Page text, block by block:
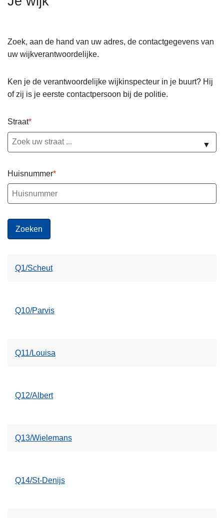
Zoek, aan de hand van uw adres, de contactgegevens van
uw wijkverantwoordelijke.
Ken je de verantwoordelijke wijkinspecteur in je buurt? Hij
of zij is je eerste contactpersoon bij de politie.
Straat
▼
Huisnummer
Q1/Scheut
Q10/Parvis
Q11/Louisa
Q12/Albert
Q13/Wielemans
Q14/St-Denijs